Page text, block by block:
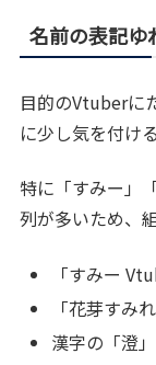
名前の表記ゆ
目的のVtuberに
に少し気を付け
特に「すみー」
列が多いため、
「すみー
「花芽すみ
漢字の「澄